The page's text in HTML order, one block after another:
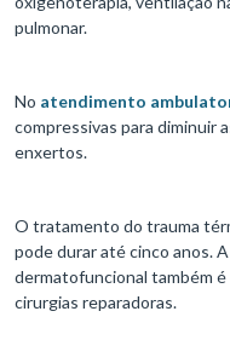
pulmonar.
No atendimento
compressivas para diminuir
enxertos.
O tratamento do trauma
pode durar até cinco anos.
dermatofuncional também
cirurgias reparadoras.